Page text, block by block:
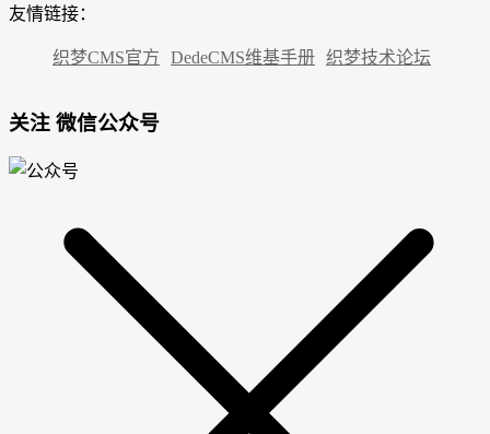
友情链接：
织梦CMS官方 DedeCMS维基手册 织梦技术论坛
关注 微信公众号